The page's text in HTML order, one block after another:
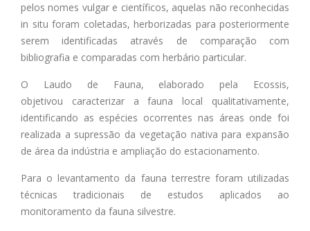
pelos nomes vulgar e científicos, aquelas não reconhecidas
in situ foram coletadas, herborizadas para posteriormente
serem identificadas através de comparação com
bibliografia e comparadas com herbário particular.
O Laudo de Fauna, elaborado pela Ecossis,
objetivou caracterizar a fauna local qualitativamente,
identificando as espécies ocorrentes nas áreas onde foi
realizada a supressão da vegetação nativa para expansão
de área da indústria e ampliação do estacionamento.
Para o levantamento da fauna terrestre foram utilizadas
técnicas tradicionais de estudos aplicados ao
monitoramento da fauna silvestre.